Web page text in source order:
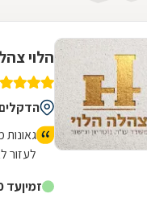
הלוי
הדקלים 84, פרדס חנה-
לעזור
הלוי !
זמיןעד 15:00